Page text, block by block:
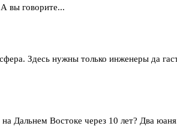
вы говорите...
Здесь нужны только инженеры да
Дальнем Востоке через 10 лет? Два